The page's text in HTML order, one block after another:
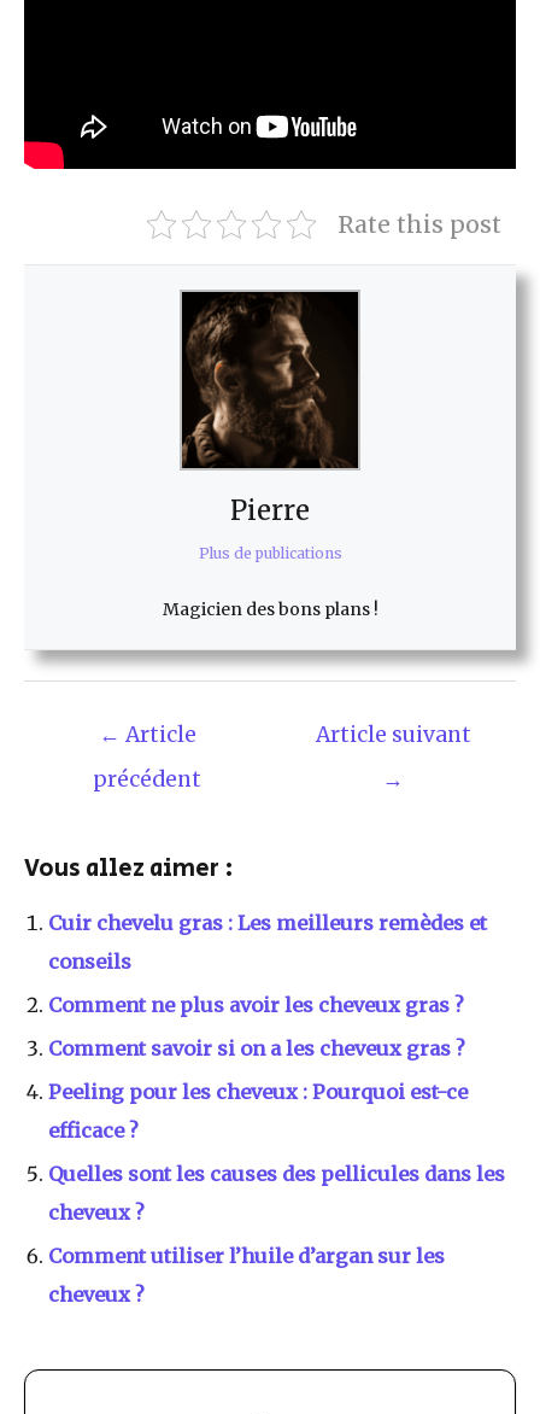
Rate this post
Pierre
Plus de publications
Magicien des bons plans !
Navigation
l’article
← Article
précédent
Article suivant
→
Vous allez aimer :
Cuir chevelu gras : Les meilleurs remèdes et
conseils
Comment ne plus avoir les cheveux gras ?
Comment savoir si on a les cheveux gras ?
Peeling pour les cheveux : Pourquoi est-ce
efficace ?
Quelles sont les causes des pellicules dans les
cheveux ?
Comment utiliser l’huile d’argan sur les
cheveux ?